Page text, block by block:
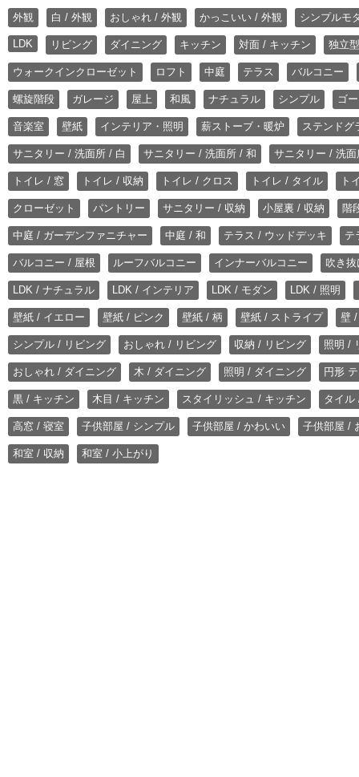
外観 白 / 外観 おしゃれ / 外観 かっこいい / 外観 シンプルモ
LDK リビング ダイニング キッチン 対面 / キッチン 独立
ウォークインクローゼット ロフト 中庭 テラス バルコニー
螺旋階段 ガレージ 屋上 和風 ナチュラル シンプル ゴ
音楽室 壁紙 インテリア・照明 薪ストーブ・暖炉 ステンドグ
サニタリー / 洗面所 / 白 サニタリー / 洗面所 / 和 サニタリー / 洗
トイレ / 窓 トイレ / 収納 トイレ / クロス トイレ / タイル ト
クローゼット パントリー サニタリー / 収納 小屋裏 / 収納 階
中庭 / ガーデンファニチャー 中庭 / 和 テラス / ウッドデッキ テ
バルコニー / 屋根 ルーフバルコニー インナーバルコニー 吹き
LDK / ナチュラル LDK / インテリア LDK / モダン LDK / 照明
壁紙 / イエロー 壁紙 / ピンク 壁紙 / 柄 壁紙 / ストライプ 壁
シンプル / リビング おしゃれ / リビング 収納 / リビング 照明 /
おしゃれ / ダイニング 木 / ダイニング 照明 / ダイニング 円形
黒 / キッチン 木目 / キッチン スタイリッシュ / キッチン タイル
高窓 / 寝室 子供部屋 / シンプル 子供部屋 / かわいい 子供部屋 /
和室 / 収納 和室 / 小上がり